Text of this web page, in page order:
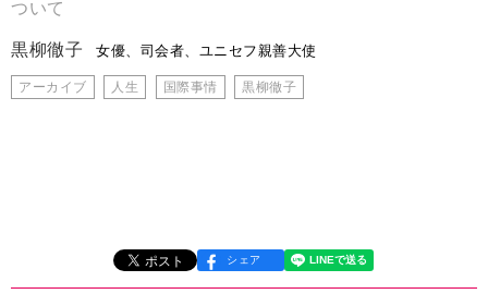
ついて
黒柳徹子 女優、司会者、ユニセフ親善大使
アーカイブ 人生 国際事情 黒柳徹子
シェア